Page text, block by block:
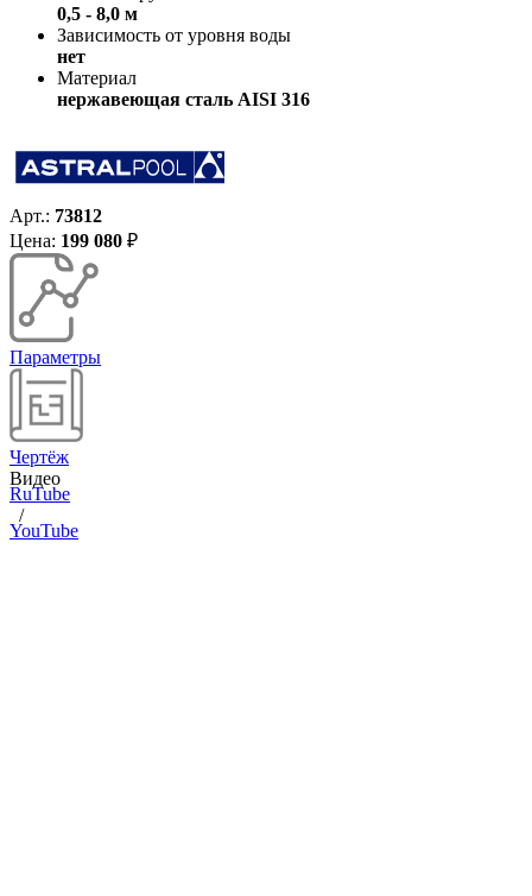
0,5 - 8,0 м
Зависимость от уровня воды
нет
Материал
нержавеющая сталь AISI 316
Арт.: 73812
Цена: 199 080 ₽
Параметры
Чертёж
Видео
RuTube
/
YouTube